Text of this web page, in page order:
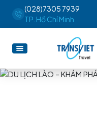
(028)7305 7939
TP. Hồ Chí Minh